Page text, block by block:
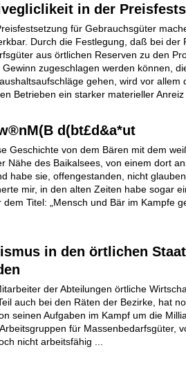
in der
für Gebrauchsgüter
Durch die Festlegung, daß bei der
aus örtlichen Reserven zu den
Gewinn zugeschlagen werden können,
gehen, wird vor allem
Betrieben ein starker materieller
d(bt£d&a*ut
Geschichte von dem Bären mit dem
Nähe des Baikalsees, von einem dort
habe sie, offengestanden, nicht
mir, in den alten Zeiten habe sogar
dem Titel: „Mensch und Bär im Kampfe
in den örtlichen
der Abteilungen örtliche
auch bei den Räten der Bezirke, hat
seinen Aufgaben im Kampf um die
für Massenbedarfsgüter,
nicht arbeitsfähig ...